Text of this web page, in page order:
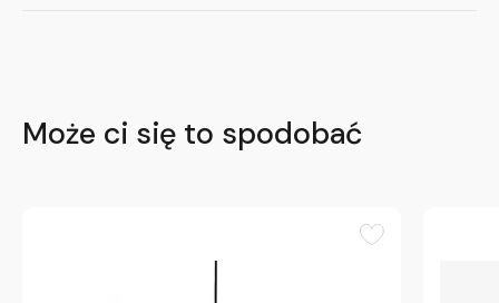
Może ci się to spodobać